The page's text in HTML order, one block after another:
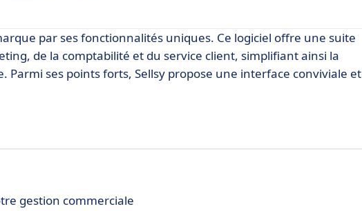
par ses fonctionnalités uniques. Ce logiciel offre une suite
de la comptabilité et du service client, simplifiant ainsi la
ses points forts, Sellsy propose une interface conviviale et
gestion commerciale